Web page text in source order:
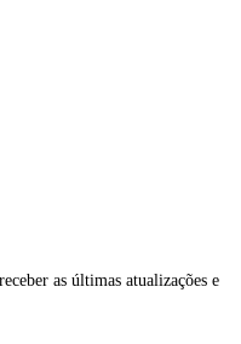
as últimas atualizações e